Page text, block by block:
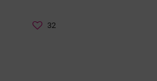
32